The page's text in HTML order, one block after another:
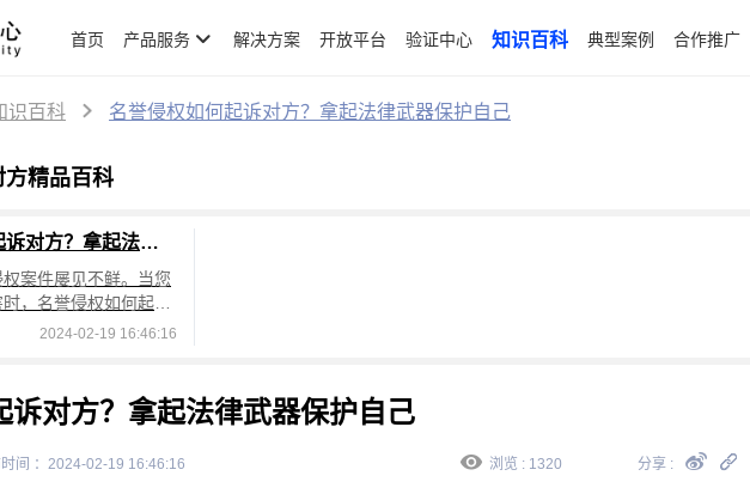
首页 产品服务 解决方案 开放平台 验证中心 知识百科 典型案例 合作推广
识百科 名誉侵权如何起诉对方？拿起法律武器保护自己
精品百科
名誉侵权如何起诉对方？拿起法律武器保护自己
案件屡见不鲜。当您
，名誉侵权如何起诉
个常见的场景是他人
2024-02-19 16:46:16
诉对方？拿起法律武器保护自己
间 ：2024-02-19 16:46:16 浏览 : 1320 分享 :